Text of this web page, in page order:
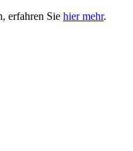
erfahren Sie hier mehr.